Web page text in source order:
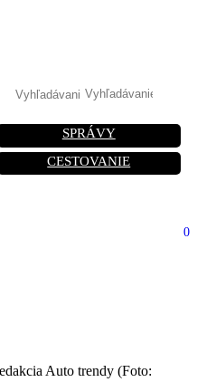
SPRÁVY
CESTOVANIE
0
Auto trendy (Foto: